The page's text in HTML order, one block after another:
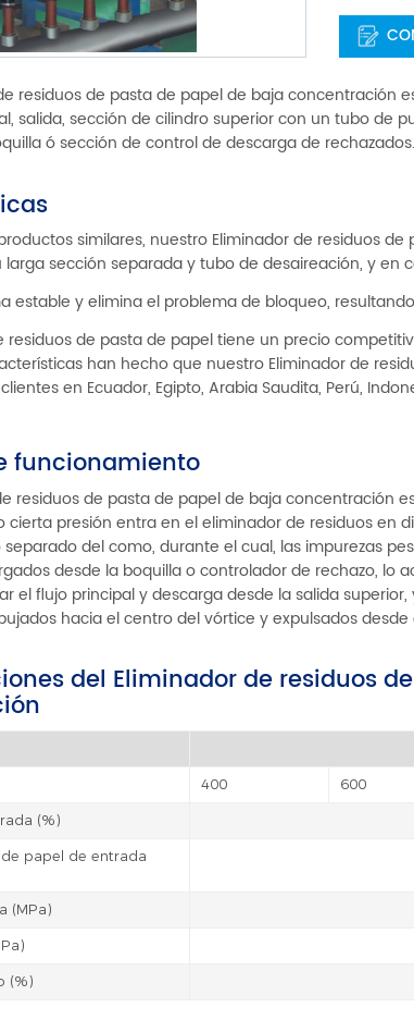
residuos de pasta de papel de baja concentración
salida, sección de cilindro superior con un tubo de
ó sección de control de descarga de rechazados.
similares, nuestro Eliminador de residuos
larga sección separada y tubo de desaireación, y en
estable y elimina el problema de bloqueo,
residuos de pasta de papel tiene un precio
han hecho que nuestro Eliminador de
en Ecuador, Egipto, Arabia Saudita, Perú,
funcionamiento
residuos de pasta de papel de baja concentración
cierta presión entra en el eliminador de residuos en
del como, durante el cual, las impurezas
desde la boquilla o controlador de rechazo, lo
el flujo principal y descarga desde la salida
hacia el centro del vórtice y expulsados
del Eliminador de residuos
400 600
(%)
papel de entrada
(MPa)
(%)